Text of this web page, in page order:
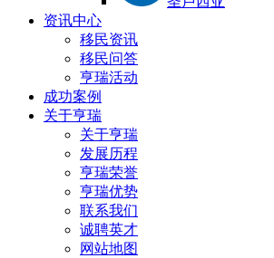
资讯中心
移民资讯
移民问答
亨瑞活动
成功案例
关于亨瑞
关于亨瑞
发展历程
亨瑞荣誉
亨瑞优势
联系我们
诚聘英才
网站地图